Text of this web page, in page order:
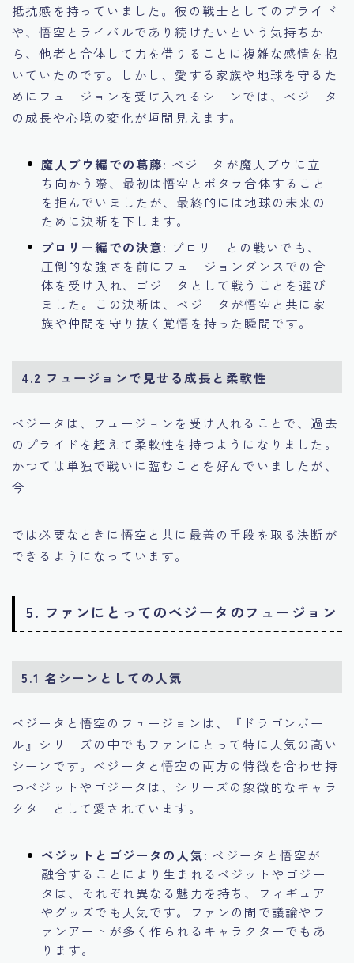
抵抗感を持っていました。彼の戦士としてのプライド
や、悟空とライバルであり続けたいという気持ちか
ら、他者と合体して力を借りることに複雑な感情を抱
いていたのです。しかし、愛する家族や地球を守るた
めにフュージョンを受け入れるシーンでは、ベジータ
の成長や心境の変化が垣間見えます。
魔人ブウ編での葛藤: ベジータが魔人ブウに立
ち向かう際、最初は悟空とポタラ合体すること
を拒んでいましたが、最終的には地球の未来の
ために決断を下します。
ブロリー編での決意: ブロリーとの戦いでも、
圧倒的な強さを前にフュージョンダンスでの合
体を受け入れ、ゴジータとして戦うことを選び
ました。この決断は、ベジータが悟空と共に家
族や仲間を守り抜く覚悟を持った瞬間です。
4.2 フュージョンで見せる成長と柔軟性
ベジータは、フュージョンを受け入れることで、過去
のプライドを超えて柔軟性を持つようになりました。
かつては単独で戦いに臨むことを好んでいましたが、
今
では必要なときに悟空と共に最善の手段を取る決断が
できるようになっています。
5. ファンにとってのベジータのフュージョン
5.1 名シーンとしての人気
ベジータと悟空のフュージョンは、『ドラゴンボー
ル』シリーズの中でもファンにとって特に人気の高い
シーンです。ベジータと悟空の両方の特徴を合わせ持
つベジットやゴジータは、シリーズの象徴的なキャラ
クターとして愛されています。
ベジットとゴジータの人気: ベジータと悟空が
融合することにより生まれるベジットやゴジー
タは、それぞれ異なる魅力を持ち、フィギュア
やグッズでも人気です。ファンの間で議論やフ
ァンアートが多く作られるキャラクターでもあ
ります。